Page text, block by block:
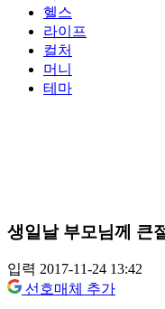
헬스
라이프
컬처
머니
테마
생일날 부모님께 큰
입력 2017-11-24 13:42
선호매체 추가